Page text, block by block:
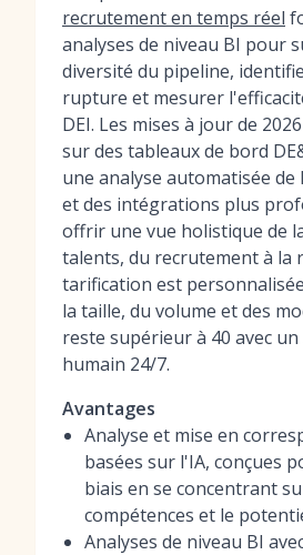
recrutement en temps réel
analyses de niveau BI pour
diversité du pipeline,
rupture et mesurer
DEI. Les mises à jour de
sur des tableaux de bord
une analyse automatisée
et des intégrations plus
offrir une vue holistique de
talents, du recrutement à la
tarification est
la taille, du volume et des
reste supérieur à 40 avec
humain 24/7.
Avantages
Analyse et mise en
basées sur l'IA, conçues
biais en se concentrant
compétences et le
Analyses de niveau BI